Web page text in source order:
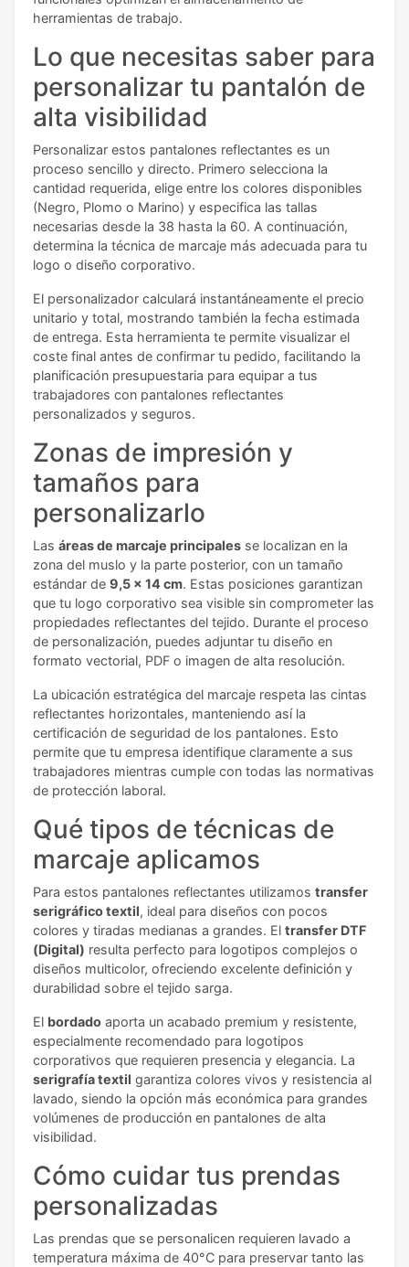
herramientas de trabajo.
Lo que necesitas saber para
personalizar tu pantalón de
alta visibilidad
Personalizar estos pantalones reflectantes es un
proceso sencillo y directo. Primero selecciona la
cantidad requerida, elige entre los colores disponibles
(Negro, Plomo o Marino) y especifica las tallas
necesarias desde la 38 hasta la 60. A continuación,
determina la técnica de marcaje más adecuada para tu
logo o diseño corporativo.
El personalizador calculará instantáneamente el precio
unitario y total, mostrando también la fecha estimada
de entrega. Esta herramienta te permite visualizar el
coste final antes de confirmar tu pedido, facilitando la
planificación presupuestaria para equipar a tus
trabajadores con pantalones reflectantes
personalizados y seguros.
Zonas de impresión y
tamaños para
personalizarlo
Las áreas de marcaje principales se localizan en la
zona del muslo y la parte posterior, con un tamaño
estándar de 9,5 x 14 cm. Estas posiciones garantizan
que tu logo corporativo sea visible sin comprometer las
propiedades reflectantes del tejido. Durante el proceso
de personalización, puedes adjuntar tu diseño en
formato vectorial, PDF o imagen de alta resolución.
La ubicación estratégica del marcaje respeta las cintas
reflectantes horizontales, manteniendo así la
certificación de seguridad de los pantalones. Esto
permite que tu empresa identifique claramente a sus
trabajadores mientras cumple con todas las normativas
de protección laboral.
Qué tipos de técnicas de
marcaje aplicamos
Para estos pantalones reflectantes utilizamos transfer
serigráfico textil, ideal para diseños con pocos
colores y tiradas medianas a grandes. El transfer DTF
(Digital) resulta perfecto para logotipos complejos o
diseños multicolor, ofreciendo excelente definición y
durabilidad sobre el tejido sarga.
El bordado aporta un acabado premium y resistente,
especialmente recomendado para logotipos
corporativos que requieren presencia y elegancia. La
serigrafía textil garantiza colores vivos y resistencia al
lavado, siendo la opción más económica para grandes
volúmenes de producción en pantalones de alta
visibilidad.
Cómo cuidar tus prendas
personalizadas
Las prendas que se personalicen requieren lavado a
temperatura máxima de 40°C para preservar tanto las